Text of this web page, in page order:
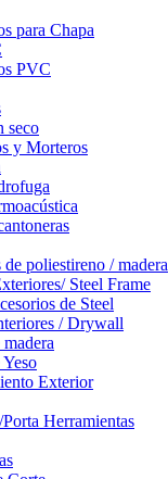
para Chapa
PVC
seco
y Morteros
poliestireno / madera
Steel Frame
de Steel
/ Drywall
madera
Yeso
Exterior
Porta Herramientas